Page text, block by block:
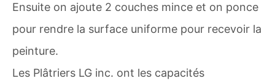
Ensuite on ajoute 2 couches mince et on ponce
pour rendre la surface uniforme pour recevoir la
peinture.
Les Plâtriers LG inc. ont les capacités